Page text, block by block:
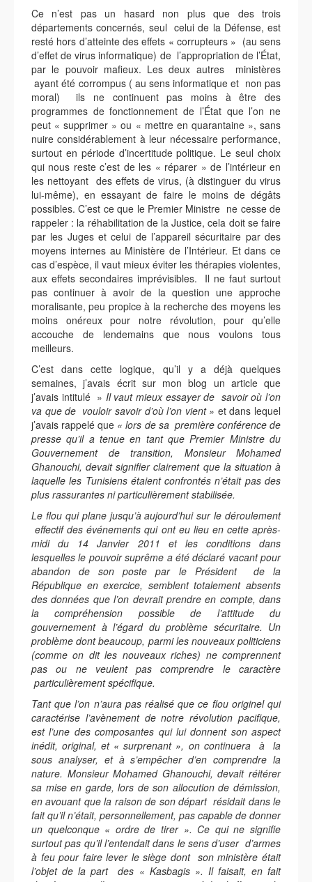
Ce n’est pas un hasard non plus que des trois
départements concernés, seul celui de la Défense, est
resté hors d’atteinte des effets « corrupteurs » (au sens
d’effet de virus informatique) de l’appropriation de l’État,
par le pouvoir mafieux. Les deux autres ministères
ayant été corrompus ( au sens informatique et non pas
moral) ils ne continuent pas moins à être des
programmes de fonctionnement de l’État que l’on ne
peut « supprimer » ou « mettre en quarantaine », sans
nuire considérablement à leur nécessaire performance,
surtout en période d’incertitude politique. Le seul choix
qui nous reste c’est de les « réparer » de l’intérieur en
les nettoyant des effets de virus, (à distinguer du virus
lui-même), en essayant de faire le moins de dégâts
possibles. C’est ce que le Premier Ministre ne cesse de
rappeler : la réhabilitation de la Justice, cela doit se faire
par les Juges et celui de l’appareil sécuritaire par des
moyens internes au Ministère de l’Intérieur. Et dans ce
cas d’espèce, il vaut mieux éviter les thérapies violentes,
aux effets secondaires imprévisibles. Il ne faut surtout
pas continuer à avoir de la question une approche
moralisante, peu propice à la recherche des moyens les
moins onéreux pour notre révolution, pour qu’elle
accouche de lendemains que nous voulons tous
meilleurs.
C’est dans cette logique, qu’il y a déjà quelques
semaines, j’avais écrit sur mon blog un article que
j’avais intitulé » Il vaut mieux essayer de savoir où l’on
va que de vouloir savoir d’où l’on vient » et dans lequel
j’avais rappelé que « lors de sa première conférence de
presse qu’il a tenue en tant que Premier Ministre du
Gouvernement de transition, Monsieur Mohamed
Ghanouchi, devait signifier clairement que la situation à
laquelle les Tunisiens étaient confrontés n’était pas des
plus rassurantes ni particulièrement stabilisée.
Le flou qui plane jusqu’à aujourd’hui sur le déroulement
effectif des événements qui ont eu lieu en cette après-
midi du 14 Janvier 2011 et les conditions dans
lesquelles le pouvoir suprême a été déclaré vacant pour
abandon de son poste par le Président de la
République en exercice, semblent totalement absents
des données que l’on devrait prendre en compte, dans
la compréhension possible de l’attitude du
gouvernement à l’égard du problème sécuritaire. Un
problème dont beaucoup, parmi les nouveaux politiciens
(comme on dit les nouveaux riches) ne comprennent
pas ou ne veulent pas comprendre le caractère
particulièrement spécifique.
Tant que l’on n’aura pas réalisé que ce flou originel qui
caractérise l’avènement de notre révolution pacifique,
est l’une des composantes qui lui donnent son aspect
inédit, original, et « surprenant », on continuera à la
sous analyser, et à s’empêcher d’en comprendre la
nature. Monsieur Mohamed Ghanouchi, devait réitérer
sa mise en garde, lors de son allocution de démission,
en avouant que la raison de son départ résidait dans le
fait qu’il n’était, personnellement, pas capable de donner
un quelconque « ordre de tirer ». Ce qui ne signifie
surtout pas qu’il l’entendait dans le sens d’user d’armes
à feu pour faire lever le siège dont son ministère était
l’objet de la part des « Kasbagis ». Il faisait, en fait